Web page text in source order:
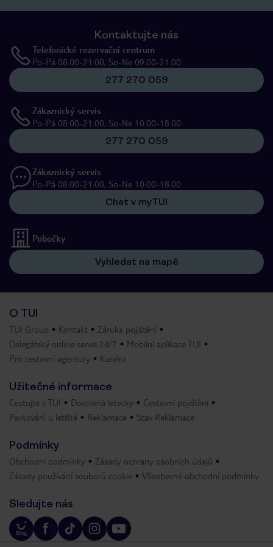
Kontaktujte nás
Telefonické rezervační centrum
Po-Pá 08:00-21:00, So-Ne 09:00-21:00
277 270 059
Zákaznický servis
Po-Pá 08:00-21:00, So-Ne 10:00-18:00
277 270 059
Zákaznický servis
Po-Pá 08:00-21:00, So-Ne 10:00-18:00
Chat v myTUI
Pobočky
Vyhledat na mapě
O TUI
TUI Group Kontakt
Záruka pojištění
Delegátský online servis 24/7
Mobilní aplikace TUI
Pro cestovní agentury
Kariéra
Užitečné informace
Cestujte s TUI Dovolená letecky
Cestovní pojištění
Parkování u letiště
Reklamace Stav Reklamace
Podmínky
Obchodní podmínky
Zásady ochrany osobních údajů
Zásady používání souborů cookie
Všeobecné obchodní podmínky
Sledujte nás